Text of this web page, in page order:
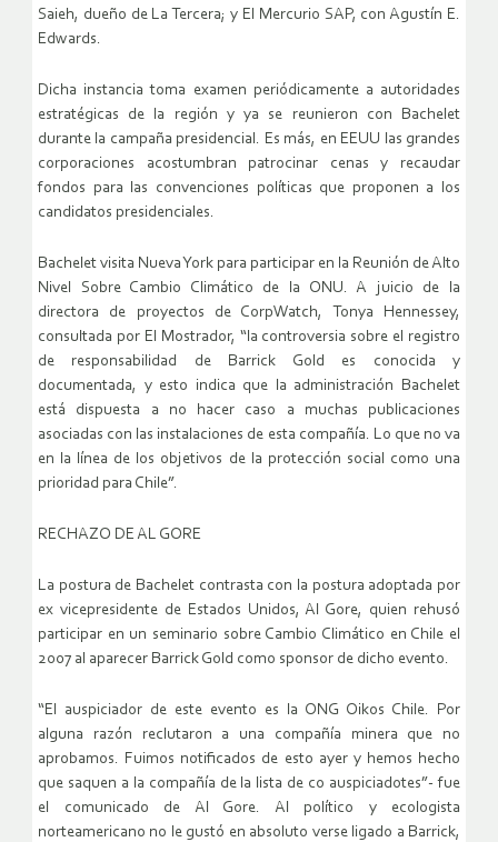
Saieh, dueño de La Tercera; y El Mercurio SAP, con Agustín E.
Edwards.
Dicha instancia toma examen periódicamente a autoridades
estratégicas de la región y ya se reunieron con Bachelet
durante la campaña presidencial. Es más, en EEUU las grandes
corporaciones acostumbran patrocinar cenas y recaudar
fondos para las convenciones políticas que proponen a los
candidatos presidenciales.
Bachelet visita Nueva York para participar en la Reunión de Alto
Nivel Sobre Cambio Climático de la ONU. A juicio de la
directora de proyectos de CorpWatch, Tonya Hennessey,
consultada por El Mostrador, “la controversia sobre el registro
de responsabilidad de Barrick Gold es conocida y
documentada, y esto indica que la administración Bachelet
está dispuesta a no hacer caso a muchas publicaciones
asociadas con las instalaciones de esta compañía. Lo que no va
en la línea de los objetivos de la protección social como una
prioridad para Chile”.
RECHAZO DE AL GORE
La postura de Bachelet contrasta con la postura adoptada por
ex vicepresidente de Estados Unidos, Al Gore, quien rehusó
participar en un seminario sobre Cambio Climático en Chile el
2007 al aparecer Barrick Gold como sponsor de dicho evento.
“El auspiciador de este evento es la ONG Oikos Chile. Por
alguna razón reclutaron a una compañía minera que no
aprobamos. Fuimos notificados de esto ayer y hemos hecho
que saquen a la compañía de la lista de co auspiciadotes”- fue
el comunicado de Al Gore. Al político y ecologista
norteamericano no le gustó en absoluto verse ligado a Barrick,